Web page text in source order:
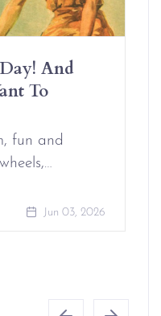
And
To
fun and
Jun 03, 2026